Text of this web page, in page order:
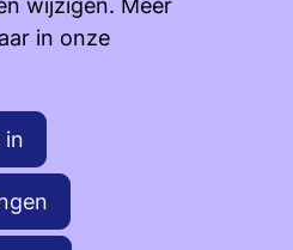
wijzigen. Meer
in onze
in